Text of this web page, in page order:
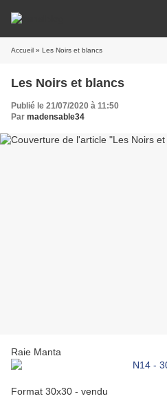
Accueil » Les Noirs et blancs
Les Noirs et blancs
Publié le 21/07/2020 à 11:50
Par madensable34
Raie Manta
Format 30x30 - vendu